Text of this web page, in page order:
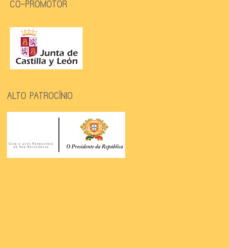
CO-PROMOTOR
ALTO PATROCÍNIO